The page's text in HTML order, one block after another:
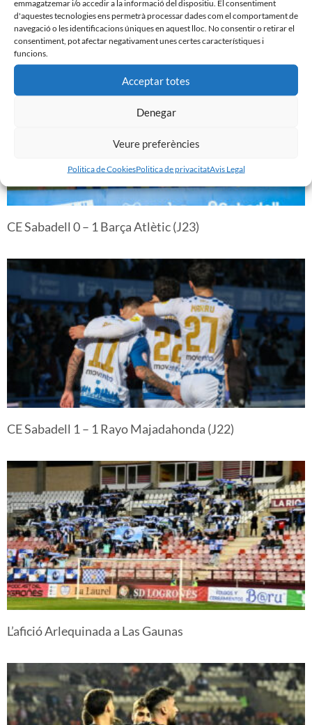
emmagatzemar i/o accedir a la informació del dispositiu. El consentiment
d'aquestes tecnologies ens permetrà processar dades com el comportament de
navegació o les identificacions úniques en aquest lloc. No consentir o retirar el
consentiment, pot afectar negativament unes certes característiques i
funcions.
Acceptar totes
Denegar
Veure preferències
Politica de CookiesPolitica de privacitatAvis Legal
L’afició a la Nova Creu Alta davant el Barça Atlètic
CE Sabadell 0 – 1 Barça Atlètic (J23)
CE Sabadell 1 – 1 Rayo Majadahonda (J22)
L’afició Arlequinada a Las Gaunas